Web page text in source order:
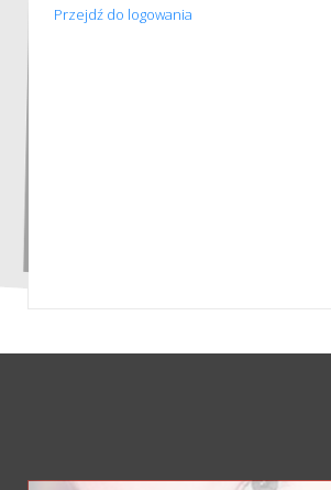
Przejdź do logowania